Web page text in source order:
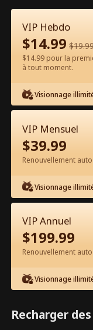
Épisode 9 -
complet
0-49 50-83
9
3.3k
VIP Hebdo
$14.99 $
$14.99 pour la
à tout moment.
Visionnage
VIP Mensuel
$39.99
Renouvellement
Visionnage
VIP Annuel
$199.99
Renouvellement
Visionnage
Recharger